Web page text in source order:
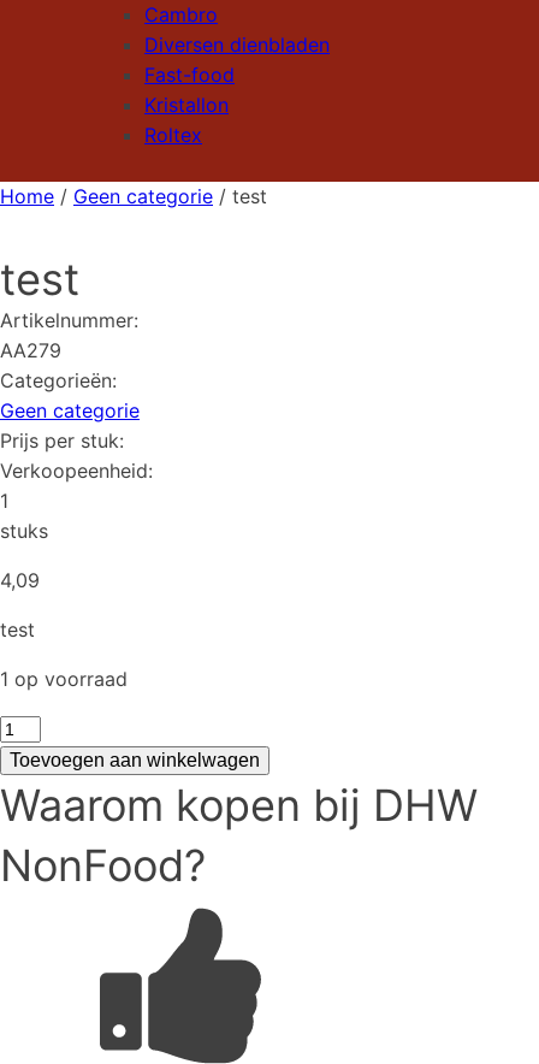
Cambro
Diversen dienbladen
Fast-food
Kristallon
Roltex
Home / Geen categorie / test
test
Artikelnummer:
AA279
Categorieën:
Geen categorie
Prijs per stuk:
Verkoopeenheid:
1
stuks
4,09
test
1 op voorraad
test
aantal
Toevoegen aan winkelwagen
Waarom kopen bij DHW
NonFood?